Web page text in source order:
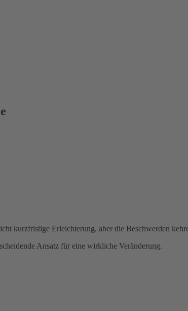
kurzfristige Erleichterung, aber die Beschwerden
Ansatz für eine wirkliche Veränderung.